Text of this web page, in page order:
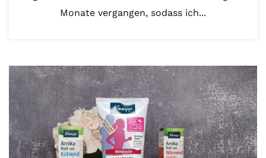
Monate vergangen, sodass ich...